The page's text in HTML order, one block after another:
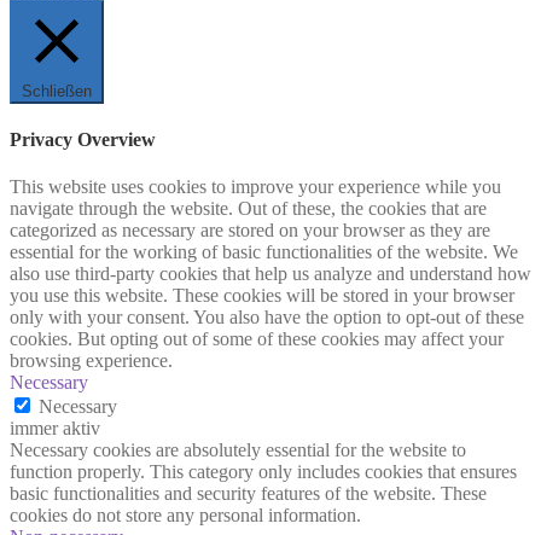
Schließen
Privacy Overview
This website uses cookies to improve your experience while you
navigate through the website. Out of these, the cookies that are
categorized as necessary are stored on your browser as they are
essential for the working of basic functionalities of the website. We
also use third-party cookies that help us analyze and understand how
you use this website. These cookies will be stored in your browser
only with your consent. You also have the option to opt-out of these
cookies. But opting out of some of these cookies may affect your
browsing experience.
Necessary
Necessary
immer aktiv
Necessary cookies are absolutely essential for the website to
function properly. This category only includes cookies that ensures
basic functionalities and security features of the website. These
cookies do not store any personal information.